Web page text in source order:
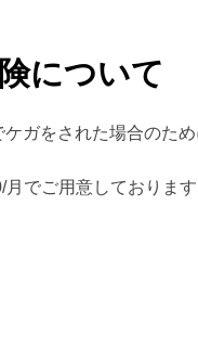
について
ガをされた場合のた
でご用意しております